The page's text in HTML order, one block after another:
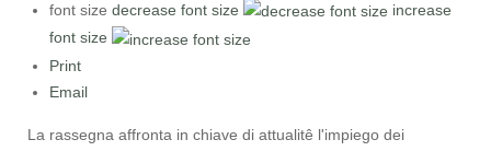
font size decrease font size
increase
font size
Print
Email
La rassegna affronta in chiave di attualitê l'impiego dei